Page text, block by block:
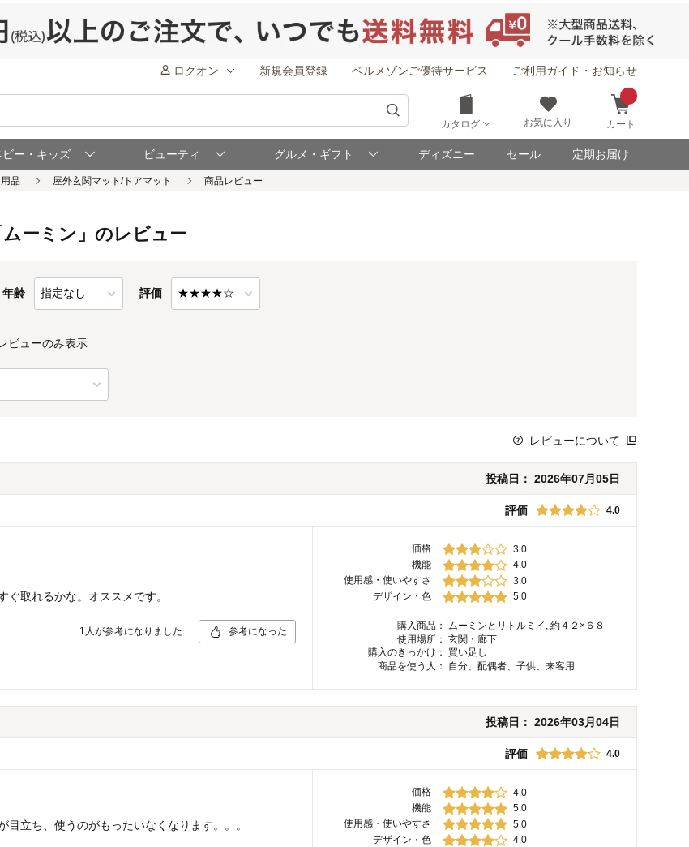
ログオン 新規会員登録 ベルメゾンご優待サービス ご利用ガイド・お知らせ
カタログ お気に入り カート
ー・キッズ ビューティ グルメ・ギフト ディズニー セール 定期お届け
ーミン」のレビュー
年齢 評価
ビューのみ表示
レビューについて
投稿日： 2026年07月05日
評価 4.0
取れるかな。オススメです。
1 人が参考になりました 参考になった
価格
3.0
機能
4.0
使用感・使いやすさ
3.0
デザイン・色
5.0
購入商品： ムーミンとリトルミイ, 約４２×６８
使用場所： 玄関・廊下
購入のきっかけ：
買い足し
商品を使う人：
自分、配偶者、子供、来客用
投稿日： 2026年03月04日
評価 4.0
立ち、使うのがもったいなくなります。。。
価格
4.0
機能
5.0
使用感・使いやすさ
5.0
デザイン・色
4.0